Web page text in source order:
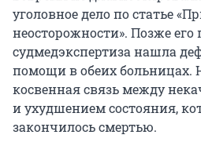
уголовное дело по статье
неосторожности». Позже его
судмедэкспертиза нашла
помощи в обеих больницах.
косвенная связь между
и ухудшением состояния,
закончилось смертью.